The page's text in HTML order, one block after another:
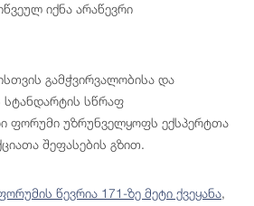
იქნა არაწევრი
გამჭვირვალობისა და
სტანდარტის სწრაფ
ფორუმი უზრუნველყოფს ექსპერტთა
შეფასების გზით.
წევრია 171-ზე მეტი ქვეყანა,